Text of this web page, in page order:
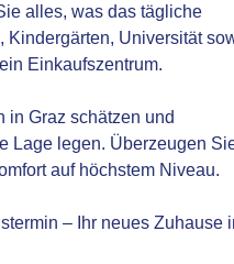
alles, was das tägliche
Kindergärten, Universität
Einkaufszentrum.
in Graz schätzen und
Lage legen. Überzeugen
auf höchstem Niveau.
– Ihr neues Zuhause